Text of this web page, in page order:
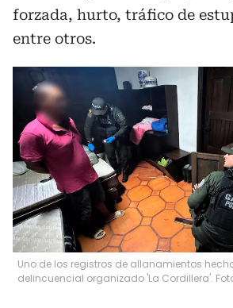
forzada, hurto, tráfico de
entre otros.
Uno de los registros de allanamientos
delincuencial organizado 'La Cordillera'.